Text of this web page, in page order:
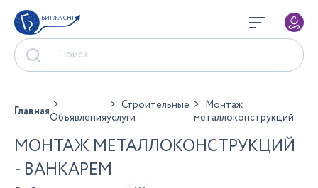
БИРЖА СНГ
ГлавнаяОбъявления
Строительные
услуги
Монтаж
металлоконструкций
МОНТАЖ МЕТАЛЛОКОНСТРУКЦИЙ
- ВАНКАРЕМ